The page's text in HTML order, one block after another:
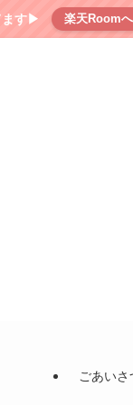
ます▶︎ 楽天Roomへ
ごあいさ